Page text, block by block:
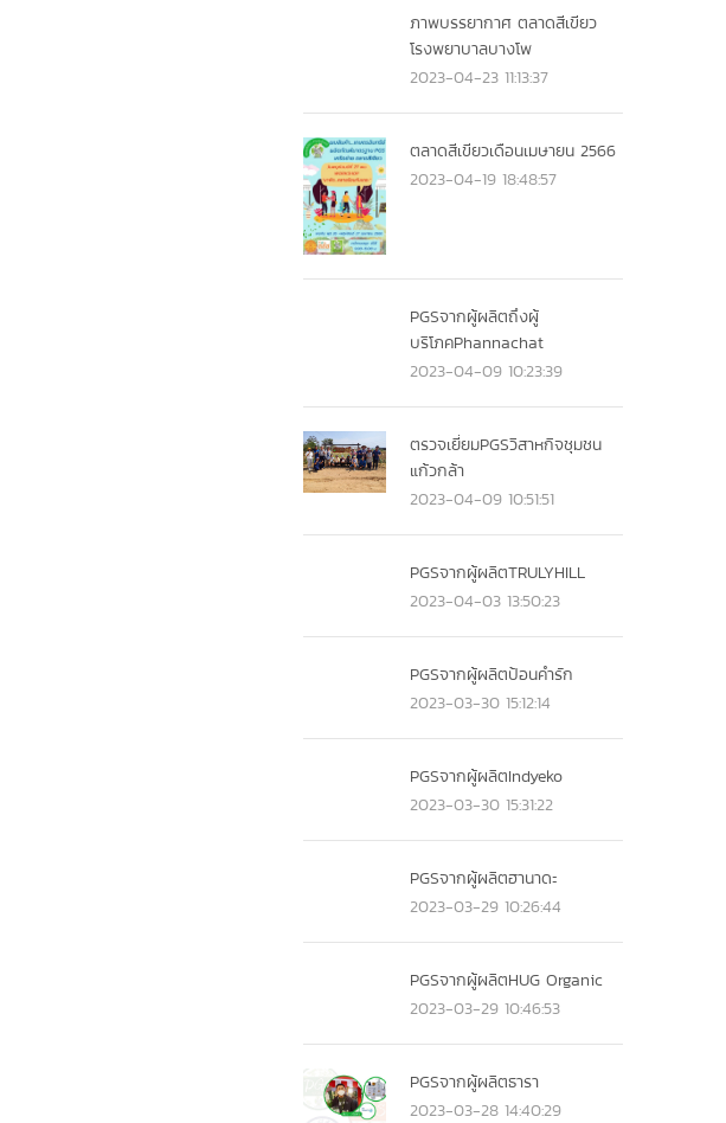
ภาพบรรยากาศ ตลาดสีเขียว
โรงพยาบาลบางโพ
2023-04-23 11:13:37
ตลาดสีเขียวเดือนเมษายน 2566
2023-04-19 18:48:57
PGSจากผู้ผลิตถึงผู้
บริโภคPhannachat
2023-04-09 10:23:39
ตรวจเยี่ยมPGSวิสาหกิจชุมชน
แก้วกล้า
2023-04-09 10:51:51
PGSจากผู้ผลิตTRULYHILL
2023-04-03 13:50:23
PGSจากผู้ผลิตป้อนคำรัก
2023-03-30 15:12:14
PGSจากผู้ผลิตIndyeko
2023-03-30 15:31:22
PGSจากผู้ผลิตฮานาดะ
2023-03-29 10:26:44
PGSจากผู้ผลิตHUG Organic
2023-03-29 10:46:53
PGSจากผู้ผลิตธารา
2023-03-28 14:40:29